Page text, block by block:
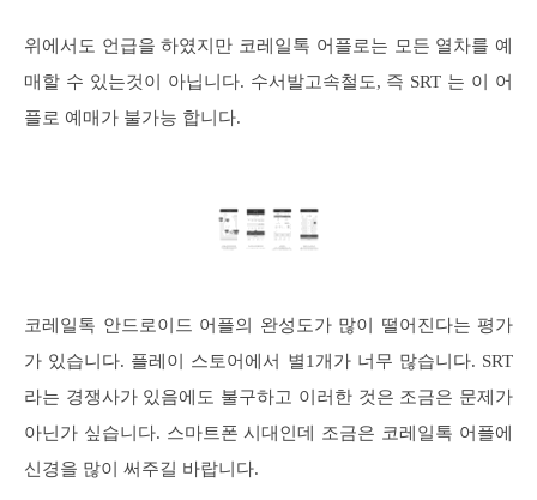
위에서도 언급을 하였지만 코레일톡 어플로는 모든 열차를 예
매할 수 있는것이 아닙니다. 수서발고속철도, 즉 SRT 는 이 어
플로 예매가 불가능 합니다.
코레일톡 안드로이드 어플의 완성도가 많이 떨어진다는 평가
가 있습니다. 플레이 스토어에서 별1개가 너무 많습니다. SRT
라는 경쟁사가 있음에도 불구하고 이러한 것은 조금은 문제가
아닌가 싶습니다. 스마트폰 시대인데 조금은 코레일톡 어플에
신경을 많이 써주길 바랍니다.